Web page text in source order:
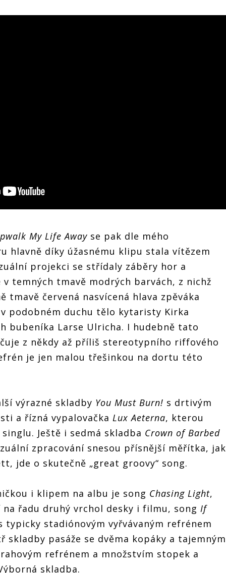
My Life Away se pak dle mého
hlavně díky úžasnému klipu stala vítězem
projekci se střídaly záběry hor a
temných tmavě modrých barvách, z nichž
tmavě červená nasvícená hlava zpěváka
v podobném duchu tělo kytaristy Kirka
bubeníka Larse Ulricha. I hudebně tato
z někdy až příliš stereotypního riffového
je jen malou třešinkou na dortu této
výrazné skladby You Must Burn! s drtivým
a řízná vypalovačka Lux Aeterna, kterou
Ještě i sedmá skladba Crown of Barbed
zpracování snesou přísnější měřítka, jak
jde o skutečně „great groovy“ song.
i klipem na albu je song Chasing Light,
na řadu druhý vrchol desky i filmu, song If
typicky stadiónovým vyřvávaným refrénem
skladby pasáže se dvěma kopáky a tajemným
refrénem a množstvím stopek a
skladba.